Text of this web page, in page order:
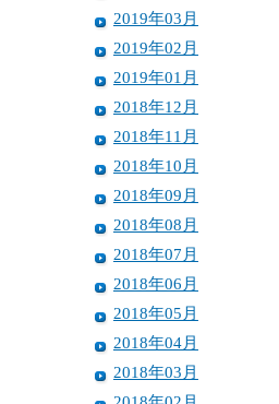
2019年03月
2019年02月
2019年01月
2018年12月
2018年11月
2018年10月
2018年09月
2018年08月
2018年07月
2018年06月
2018年05月
2018年04月
2018年03月